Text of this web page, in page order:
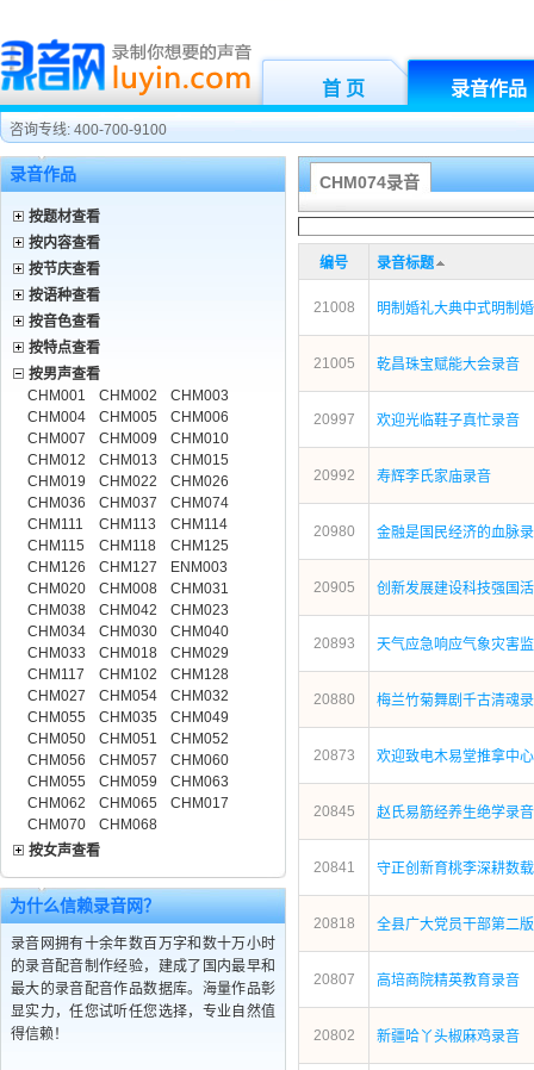
首 页 录音作品
咨询专线: 400-700-9100
录音作品
按题材查看
按内容查看
按节庆查看
按语种查看
按音色查看
按特点查看
按男声查看
CHM001
CHM002
CHM003
CHM004
CHM005
CHM006
CHM007
CHM009
CHM010
CHM012
CHM013
CHM015
CHM019
CHM022
CHM026
CHM036
CHM037
CHM074
CHM111
CHM113
CHM114
CHM115
CHM118
CHM125
CHM126
CHM127
ENM003
CHM020
CHM008
CHM031
CHM038
CHM042
CHM023
CHM034
CHM030
CHM040
CHM033
CHM018
CHM029
CHM117
CHM102
CHM128
CHM027
CHM054
CHM032
CHM055
CHM035
CHM049
CHM050
CHM051
CHM052
CHM056
CHM057
CHM060
CHM055
CHM059
CHM063
CHM062
CHM065
CHM017
CHM070
CHM068
按女声查看
为什么信赖录音网？
录音网拥有十余年数百万字和数十万小时
的录音配音制作经验，建成了国内最早和
最大的录音配音作品数据库。海量作品彰
显实力，任您试听任您选择，专业自然值
得信赖！
CHM074录音
编号 录音标题
21008 明制婚礼大典中式明制
21005 乾昌珠宝赋能大会录音
20997 欢迎光临鞋子真忙录音
20992 寿辉李氏家庙录音
20980 金融是国民经济的血脉
20905 创新发展建设科技强国
20893 天气应急响应气象灾害
20880 梅兰竹菊舞剧千古清魂
20873 欢迎致电木易堂推拿中
20845 赵氏易筋经养生绝学录音
20841 守正创新育桃李深耕数
20818 全县广大党员干部第二
20807 高培商院精英教育录音
20802 新疆哈丫头椒麻鸡录音